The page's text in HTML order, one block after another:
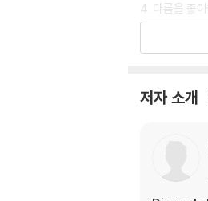
4. 다름을 좋
5. 이름을 좋
9. 겸손의 덕
2장 질투를
〈평투〉 소서
저자 소개